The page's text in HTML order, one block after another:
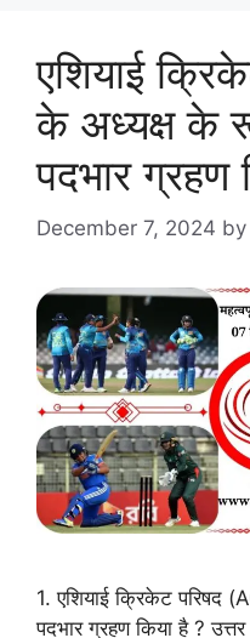
एशियाई
के अध्यक्ष के
पदभार ग्रहण
December 7, 2024 by
1. एशियाई क्रिकेट परिषद
पदभार ग्रहण किया है ?